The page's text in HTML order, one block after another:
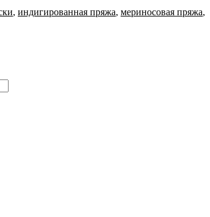
, индигированная пряжа, мериносовая пряжа,